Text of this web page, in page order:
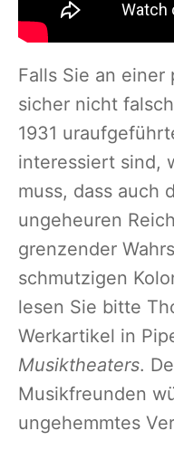
Falls Sie an
sicher nicht
1931
interessiert sind,
muss, dass auch
ungeheuren
grenzender
schmutzigen
lesen Sie bitte
Werkartikel in
Musiktheaters.
Musikfreunden
ungehemmtes